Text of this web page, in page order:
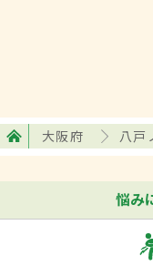
大阪府 八戸
悩み